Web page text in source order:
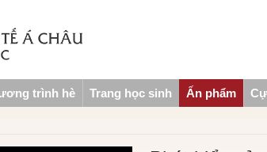
trình hè Trang học sinh Ấn phẩm